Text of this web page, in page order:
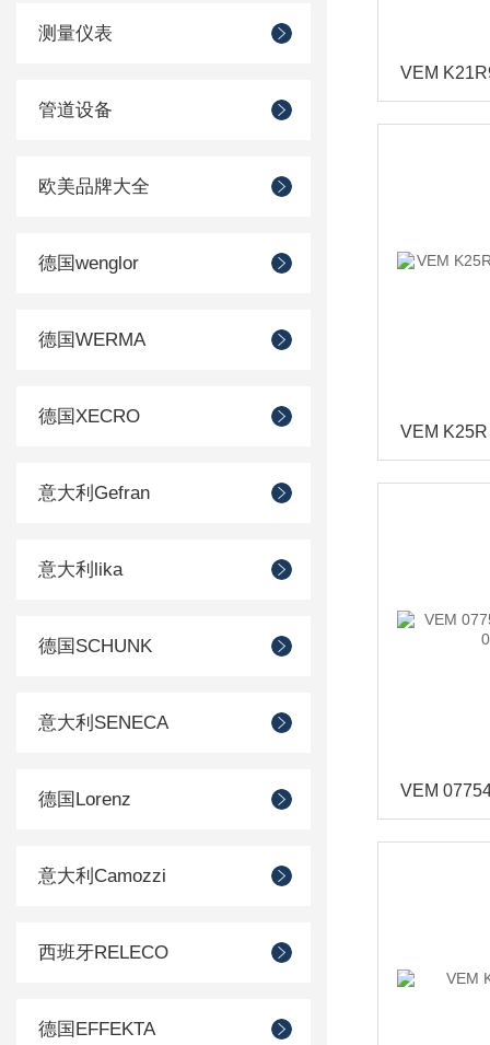
测量仪表
管道设备
欧美品牌大全
德国wenglor
德国WERMA
德国XECRO
意大利Gefran
意大利lika
德国SCHUNK
意大利SENECA
德国Lorenz
意大利Camozzi
西班牙RELECO
德国EFFEKTA